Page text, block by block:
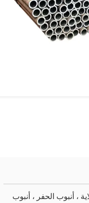
، أنبوب الحفر ، أنبوب